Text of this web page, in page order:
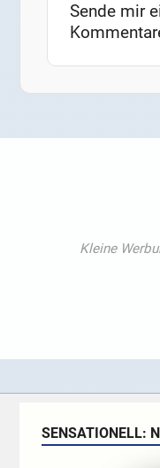
Sende mir
SENSATIONELL: